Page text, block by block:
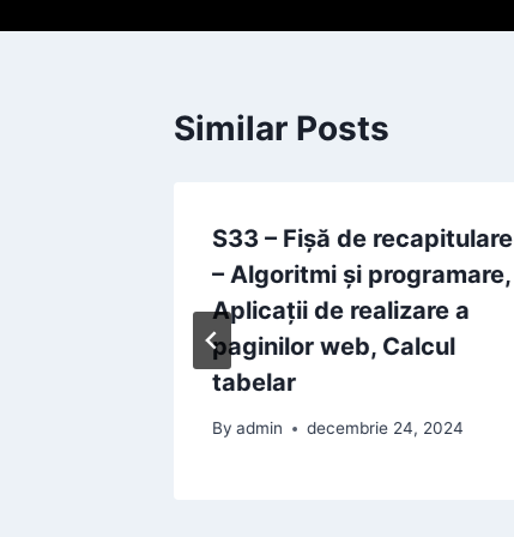
Similar Posts
S33 – Fișă de recapitulare
– Algoritmi și programare,
Aplicații de realizare a
paginilor web, Calcul
tabelar
By admin decembrie 24, 2024